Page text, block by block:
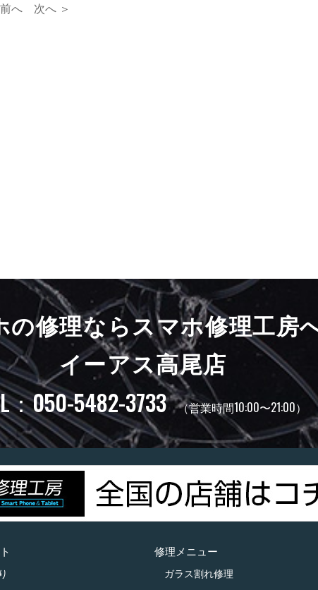
へ 次へ ＞
の修理ならスマホ修理工房
イーアス高尾店
：050-5482-3733 （営業時間10:00〜21:00）
修理メニュー
ガラス割れ修理